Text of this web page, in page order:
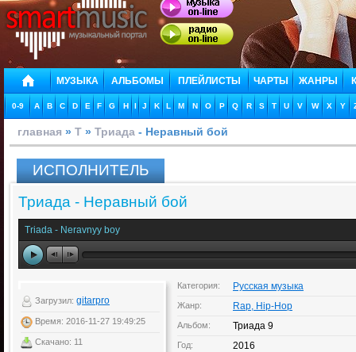
МУЗЫКА АЛЬБОМЫ ПЛЕЙЛИСТЫ ЧАРТЫ ЖАНРЫ
0-9 A B C D E F G H I J K L M N O P Q R S T U V W X Y
главная » Т » Триада - Неравный бой
ИСПОЛНИТЕЛЬ
Триада - Неравный бой
Triada - Neravnyy boy
Загрузил: gitarpro
Время: 2016-11-27 19:49:25
Скачано: 11
Категория: Русская музыка
Жанр: Rap, Hip-Hop
Альбом: Триада 9
Год: 2016